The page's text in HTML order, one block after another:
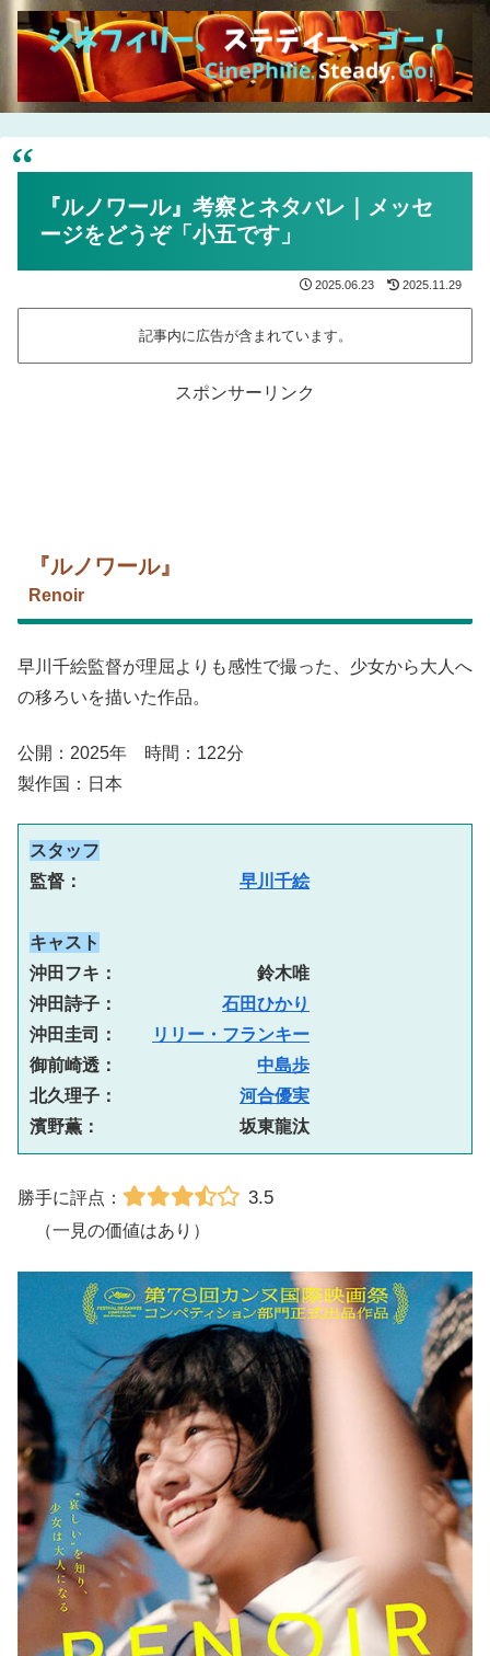
『ルノワール』考察とネタバレ｜メッセ
ージをどうぞ「小五です」
2025.06.23 2025.11.29
記事内に広告が含まれています。
スポンサーリンク
『ルノワール』
Renoir
早川千絵監督が理屈よりも感性で撮った、少女から大人へ
の移ろいを描いた作品。
公開：2025年 時間：122分
製作国：日本
スタッフ
監督： 早川千絵
キャスト
沖田フキ：　　　　　　　　鈴木唯
沖田詩子： 石田ひかり
沖田圭司：
リリー・フランキー
御前崎透： 中島歩
北久理子： 河合優実
濱野薫：　　　　　　　　坂東龍汰
勝手に評点： 3.5
（一見の価値はあり）